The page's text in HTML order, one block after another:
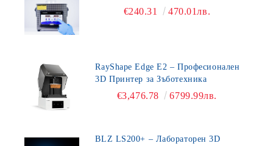
€240.31 470.01лв.
RayShape Edge E2 – Професионален
3D Принтер за Зъботехника
€3,476.78 6799.99лв.
BLZ LS200+ – Лабораторен 3D